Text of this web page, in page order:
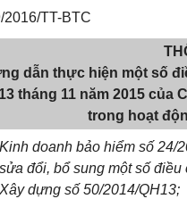
2016/TT-BTC
dẫn thực hiện một số
tháng 11 năm 2015 của
trong hoạt
doanh bảo hiểm số 24/
đổi, bổ sung một số
dựng số 50/2014/QH13;